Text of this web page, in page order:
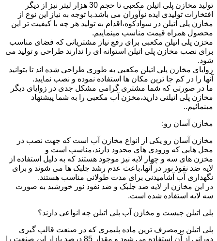
تولید مخازن پلی اتیلن مکعبی تا حجم 30 هزار لیتر نیز از دیگر
افتخارات تولیدی ایده نوآوران می باشد.با توجه به نیاز این نوع از
مخازن پلی اتیلن در سوادکوه،اقدام به تولید هر چه با کیفیت تر این
محصول همراه قیمت مناسب مینماییم.
مخزن پلی اتیلن مکعبی برای رفع نیاز مشتریانی که فضای مناسب
برای نصب مخازن پلی اتیلن استوانه ای را ندارند طراحی و تولید می
شود.
زوایای مخازن پلی اتیلن مکعبی به طوری طراحی شده اند تا بتوانید
آنها را در کم جا ترین مکان ها استفاده نموده و نصب نمایید.
ما در صورتی که شما مشتری گرامی مشکل جدی در زوایای دیگر
مخازن پلی اتیلنی دارید،مخزن آب مکعبی را به شما پیشنهاد
مینمائیم..
مخازن آسان رو:
مخازن آسان رو یکی از انواع مخازن آب است که جهت نصب در
محل هایی که ورودی های محدود دارند،مناسب است و
مخزن های سه و چهار لایه نیز موجود هستند که به دلیل استفاده از
لایه ضد نفوذ نور در آنها،باعث عدم رشد جلبک ها می شوند و برای
نگهداری آب آشامیدنی برای مدت طولانی مناسب هستند.
در این مخازن از لایه ضد جلبک و ضد نفوذ نور خورشید به صورت
سه لایه استفاده شده است.
پلی اتیلن چیست و مخازن آب پلی اتیلن چه انواعی دارند؟
پلی اتیلن پرمصرف ترین ماده پلیمری که در صنعت قالب گیری
دورانی از آن استفاده می شود و مقدار 85 درصد بازار این صنعت را